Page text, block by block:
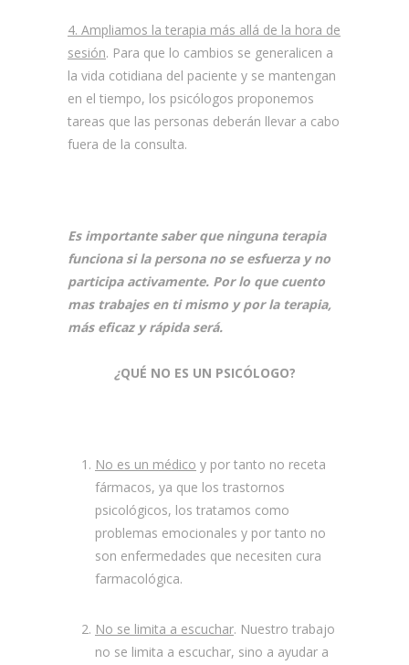
4. Ampliamos la terapia más allá de la hora de
sesión. Para que lo cambios se generalicen a
la vida cotidiana del paciente y se mantengan
en el tiempo, los psicólogos proponemos
tareas que las personas deberán llevar a cabo
fuera de la consulta.
Es importante saber que ninguna terapia
funciona si la persona no se esfuerza y no
participa activamente. Por lo que cuento
mas trabajes en ti mismo y por la terapia,
más eficaz y rápida será.
¿QUÉ NO ES UN PSICÓLOGO?
No es un médico y por tanto no receta
fármacos, ya que los trastornos
psicológicos, los tratamos como
problemas emocionales y por tanto no
son enfermedades que necesiten cura
farmacológica.
No se limita a escuchar. Nuestro trabajo
no se limita a escuchar, sino a ayudar a